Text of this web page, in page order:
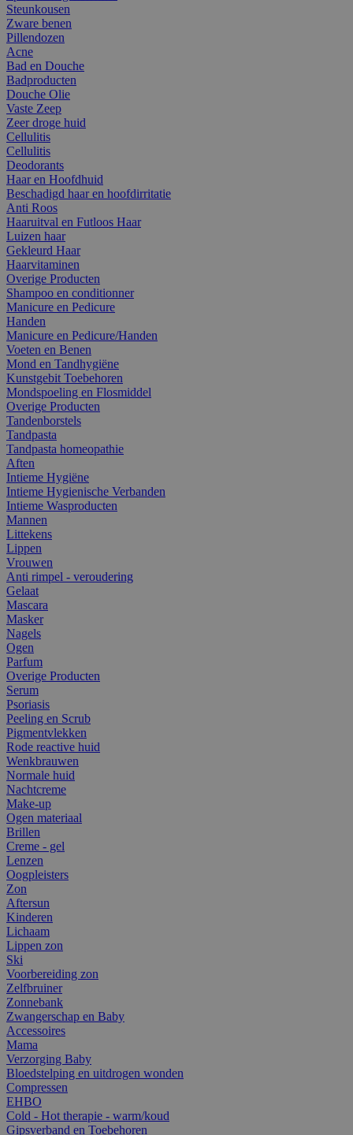
Steunkousen
Zware benen
Pillendozen
Acne
Bad en Douche
Badproducten
Douche Olie
Vaste Zeep
Zeer droge huid
Cellulitis
Cellulitis
Deodorants
Haar en Hoofdhuid
Beschadigd haar en hoofdirritatie
Anti Roos
Haaruitval en Futloos Haar
Luizen haar
Gekleurd Haar
Haarvitaminen
Overige Producten
Shampoo en conditionner
Manicure en Pedicure
Handen
Manicure en Pedicure/Handen
Voeten en Benen
Mond en Tandhygiëne
Kunstgebit Toebehoren
Mondspoeling en Flosmiddel
Overige Producten
Tandenborstels
Tandpasta
Tandpasta homeopathie
Aften
Intieme Hygiëne
Intieme Hygienische Verbanden
Intieme Wasproducten
Mannen
Littekens
Lippen
Vrouwen
Anti rimpel - veroudering
Gelaat
Mascara
Masker
Nagels
Ogen
Parfum
Overige Producten
Serum
Psoriasis
Peeling en Scrub
Pigmentvlekken
Rode reactive huid
Wenkbrauwen
Normale huid
Nachtcreme
Make-up
Ogen materiaal
Brillen
Creme - gel
Lenzen
Oogpleisters
Zon
Aftersun
Kinderen
Lichaam
Lippen zon
Ski
Voorbereiding zon
Zelfbruiner
Zonnebank
Zwangerschap en Baby
Accessoires
Mama
Verzorging Baby
Bloedstelping en uitdrogen wonden
Compressen
EHBO
Cold - Hot therapie - warm/koud
Gipsverband en Toebehoren